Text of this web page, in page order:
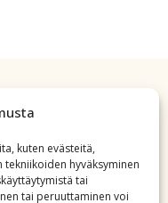
kuten evästeitä,
hyväksyminen
tai
tai peruuttaminen voi